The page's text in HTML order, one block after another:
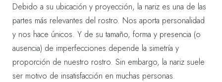
Debido a su ubicación y proyección, la nariz es una de las
partes más relevantes del rostro. Nos aporta personalidad
y nos hace únicos. Y de su tamaño, forma y presencia (o
ausencia) de imperfecciones depende la simetría y
proporción de nuestro rostro. Sin embargo, la nariz suele
ser motivo de insatisfacción en muchas personas.